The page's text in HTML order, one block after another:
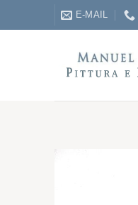
E-MAIL